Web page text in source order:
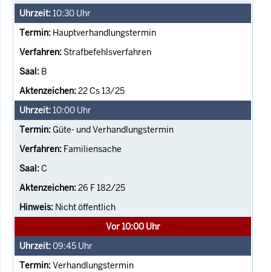
10:30 Uhr
Hauptverhandlungstermin
Strafbefehlsverfahren
B
22 Cs 13/25
10:00 Uhr
Güte- und Verhandlungstermin
Familiensache
C
26 F 182/25
Nicht öffentlich
Vor 10:00 Uhr
09:45 Uhr
Verhandlungstermin